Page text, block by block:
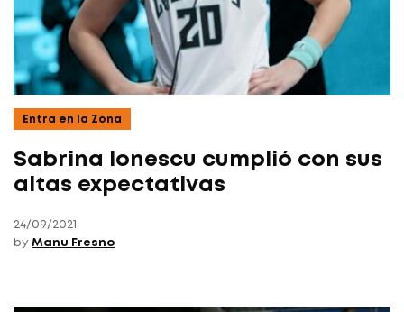
Entra en la Zona
Sabrina Ionescu cumplió con sus
altas expectativas
24/09/2021
by Manu Fresno